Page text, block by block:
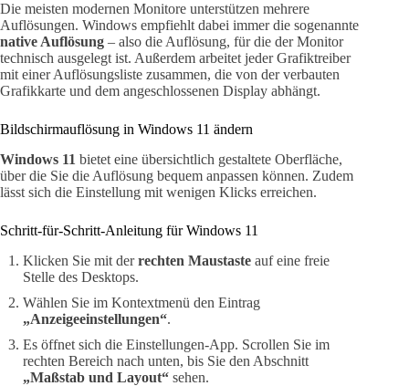
Die meisten modernen Monitore unterstützen mehrere
Auflösungen. Windows empfiehlt dabei immer die sogenannte
native Auflösung – also die Auflösung, für die der Monitor
technisch ausgelegt ist. Außerdem arbeitet jeder Grafiktreiber
mit einer Auflösungsliste zusammen, die von der verbauten
Grafikkarte und dem angeschlossenen Display abhängt.
Bildschirmauflösung in Windows 11 ändern
Windows 11 bietet eine übersichtlich gestaltete Oberfläche,
über die Sie die Auflösung bequem anpassen können. Zudem
lässt sich die Einstellung mit wenigen Klicks erreichen.
Schritt-für-Schritt-Anleitung für Windows 11
Klicken Sie mit derrechten Maustaste auf eine freie
Stelle des Desktops.
Wählen Sie im Kontextmenü den Eintrag
„Anzeigeeinstellungen“.
Es öffnet sich die Einstellungen-App. Scrollen Sie im
rechten Bereich nach unten, bis Sie den Abschnitt
„Maßstab und Layout“ sehen.